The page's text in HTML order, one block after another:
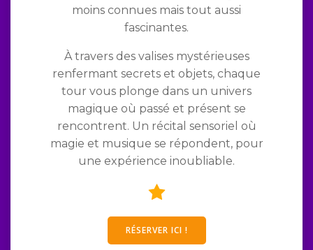
moins connues mais tout aussi
fascinantes.
À travers des valises mystérieuses
renfermant secrets et objets, chaque
tour vous plonge dans un univers
magique où passé et présent se
rencontrent. Un récital sensoriel où
magie et musique se répondent, pour
une expérience inoubliable.
RÉSERVER ICI !